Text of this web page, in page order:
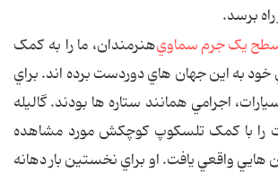
برسد.
هنرمندان، ما را به کمک
به اين جهان هاي دوردست برده اند. براي
اجرامي همانند ستاره ها بودند. گاليله
را با کمک تلسکوپ کوچکش مورد مشاهده
هايي واقعي يافت. او براي نخستين بار دهانه